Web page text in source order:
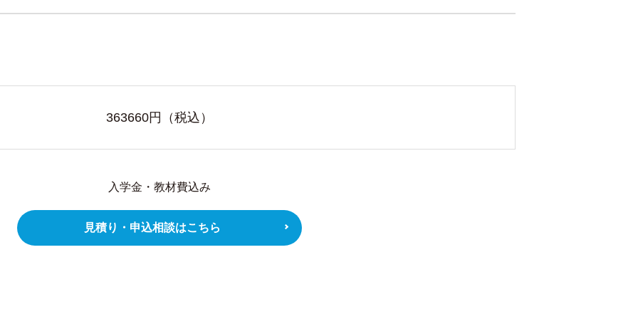
363660円（税込）
入学金・教材費込み
見積り・申込相談はこちら